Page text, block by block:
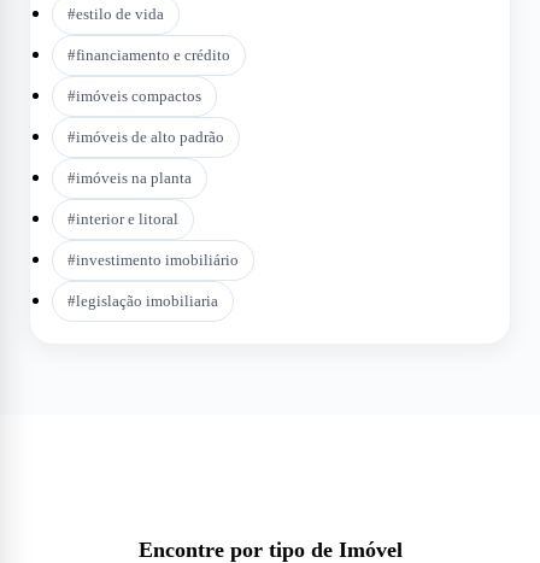
#estilo de vida
#financiamento e crédito
#imóveis compactos
#imóveis de alto padrão
#imóveis na planta
#interior e litoral
#investimento imobiliário
#legislação imobiliaria
Encontre por tipo de Imóvel